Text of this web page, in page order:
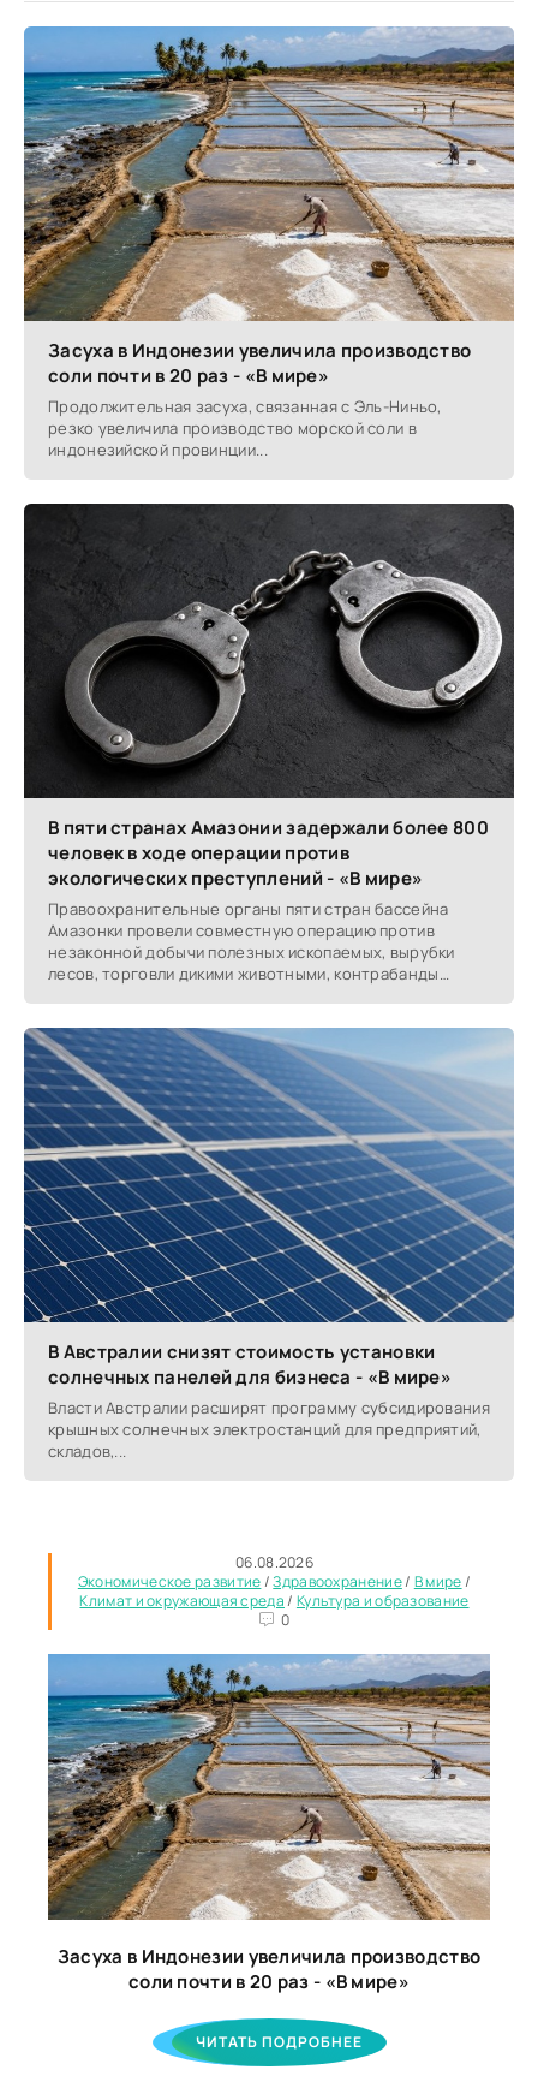
Засуха в Индонезии увеличила производство
соли почти в 20 раз - «В мире»
Продолжительная засуха, связанная с Эль-Ниньо,
резко увеличила производство морской соли в
индонезийской провинции...
В пяти странах Амазонии задержали более 800
человек в ходе операции против
экологических преступлений - «В мире»
Правоохранительные органы пяти стран бассейна
Амазонки провели совместную операцию против
незаконной добычи полезных ископаемых, вырубки
лесов, торговли дикими животными, контрабанды
В Австралии снизят стоимость установки
солнечных панелей для бизнеса - «В мире»
Власти Австралии расширят программу субсидирования
крышных солнечных электростанций для предприятий,
складов,...
06.08.2026
Экономическое развитие/Здравоохранение/ В мире/
Климат и окружающая среда/ Культура и образование
0
Засуха в Индонезии увеличила производство
соли почти в 20 раз - «В мире»
ЧИТАТЬ ПОДРОБНЕЕ